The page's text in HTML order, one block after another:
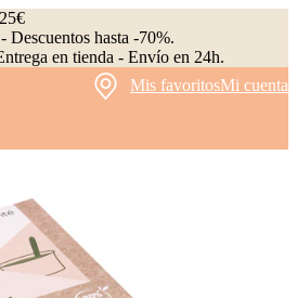
Descuentos hasta -70%.
en tienda - Envío en 24h.
Mis favoritosMi cuenta